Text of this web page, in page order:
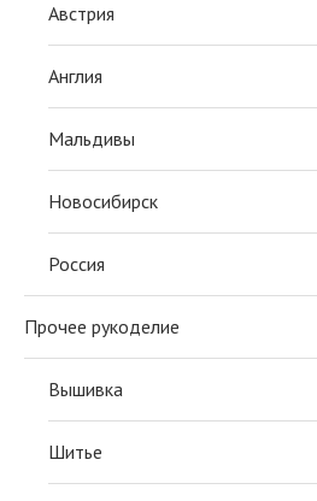
Австрия
Англия
Мальдивы
Новосибирск
Россия
Прочее рукоделие
Вышивка
Шитье